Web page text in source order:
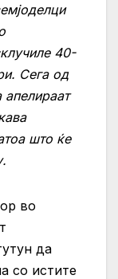
40-
Сега од
апелираат
што ќе
во
да
со истите